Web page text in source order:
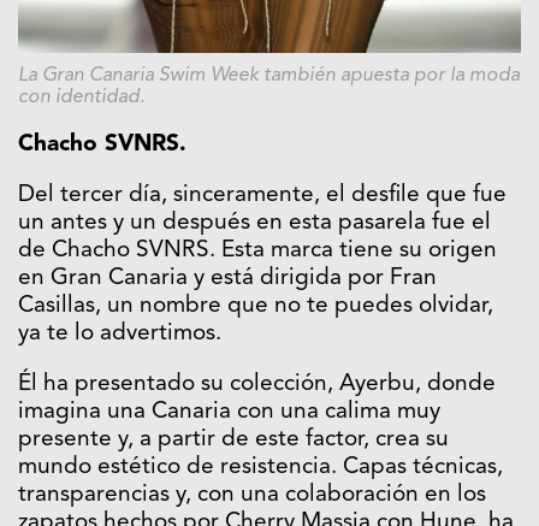
La Gran Canaria Swim Week también apuesta por la moda
con identidad.
Chacho SVNRS.
Del tercer día, sinceramente, el desfile que fue
un antes y un después en esta pasarela fue el
de Chacho SVNRS. Esta marca tiene su origen
en Gran Canaria y está dirigida por Fran
Casillas, un nombre que no te puedes olvidar,
ya te lo advertimos.
Él ha presentado su colección, Ayerbu, donde
imagina una Canaria con una calima muy
presente y, a partir de este factor, crea su
mundo estético de resistencia. Capas técnicas,
transparencias y, con una colaboración en los